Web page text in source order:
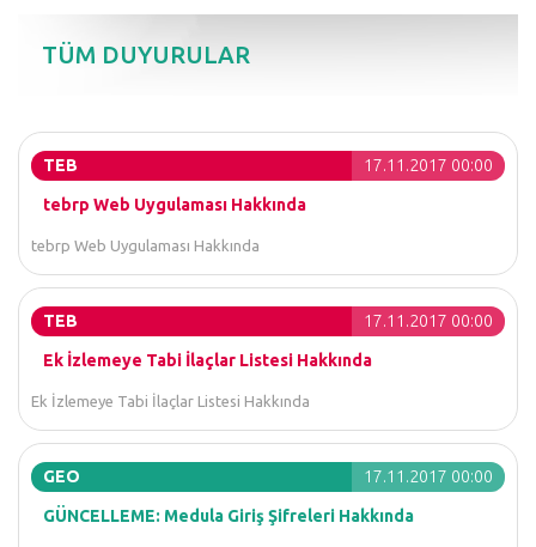
TÜM DUYURULAR
TEB 17.11.2017 00:00
tebrp Web Uygulaması Hakkında
tebrp Web Uygulaması Hakkında
TEB 17.11.2017 00:00
Ek İzlemeye Tabi İlaçlar Listesi Hakkında
Ek İzlemeye Tabi İlaçlar Listesi Hakkında
GEO 17.11.2017 00:00
GÜNCELLEME: Medula Giriş Şifreleri Hakkında